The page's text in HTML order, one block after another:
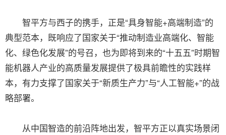
智平方与西子的携手，正是“具身智能+高端制造”的
典型范本，既响应了国家关于“推动制造业高端化、智能
化、绿色化发展”的号召，也为即将到来的“十五五”时期智
能机器人产业的高质量发展提供了极具前瞻性的实践样
本，有力支撑了国家关于“新质生产力”与“人工智能+”的战
略部署。
从中国智造的前沿阵地出发，智平方正以真实场景闭